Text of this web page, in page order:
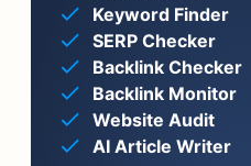
Keyword Finder
SERP Checker
Backlink Checker
Backlink Monitor
Website Audit
AI Article Writer